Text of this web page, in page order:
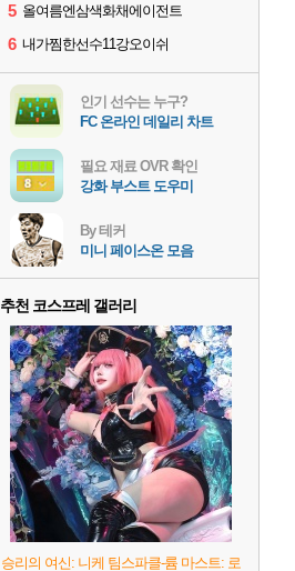
5 올여름엔삼색화채에이전트
6 내가찜한선수11강오이쉬
인기 선수는 누구?
FC 온라인 데일리 차트
필요 재료 OVR 확인
강화 부스트 도우미
By 테커
미니 페이스온 모음
추천 코스프레 갤러리
승리의 여신: 니케 팀스파클-륨 마스트: 로